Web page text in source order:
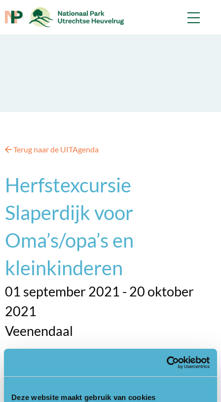
Deze website maakt gebruik van cookies
Terug naar de UITAgenda
Herfstexcursie
Slaperdijk voor
Oma’s/opa’s en
kleinkinderen
01 september 2021 - 20 oktober
2021
Veenendaal
Een interessante herfstexcursie voor zowel opa en oma als
Veenendaalse Slaperdijk? Je krijgt tips en uitleg van IVN